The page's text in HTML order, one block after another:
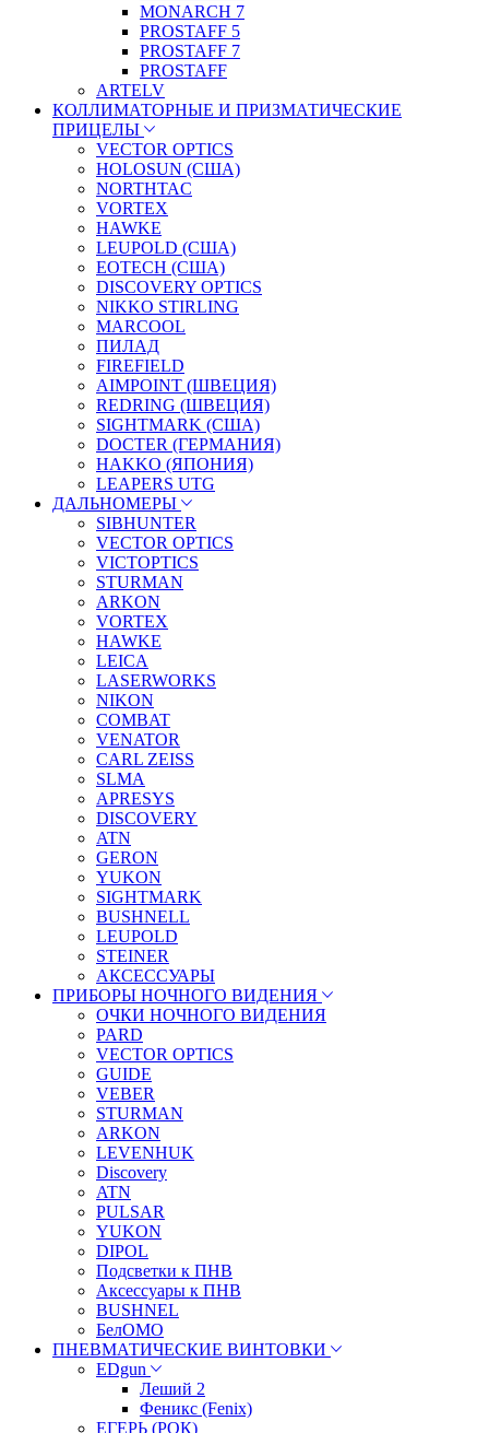
MONARCH 7
PROSTAFF 5
PROSTAFF 7
PROSTAFF
ARTELV
КОЛЛИМАТОРНЫЕ И ПРИЗМАТИЧЕСКИЕ
ПРИЦЕЛЫ
VECTOR OPTICS
HOLOSUN (США)
NORTHTAC
VORTEX
HAWKE
LEUPOLD (США)
EOTECH (США)
DISCOVERY OPTICS
NIKKO STIRLING
MARCOOL
ПИЛАД
FIREFIELD
AIMPOINT (ШВЕЦИЯ)
REDRING (ШВЕЦИЯ)
SIGHTMARK (США)
DOCTER (ГЕРМАНИЯ)
HAKKO (ЯПОНИЯ)
LEAPERS UTG
ДАЛЬНОМЕРЫ
SIBHUNTER
VECTOR OPTICS
VICTOPTICS
STURMAN
ARKON
VORTEX
HAWKE
LEICA
LASERWORKS
NIKON
COMBAT
VENATOR
CARL ZEISS
SLMA
APRESYS
DISCOVERY
ATN
GERON
YUKON
SIGHTMARK
BUSHNELL
LEUPOLD
STEINER
АКСЕССУАРЫ
ПРИБОРЫ НОЧНОГО ВИДЕНИЯ
ОЧКИ НОЧНОГО ВИДЕНИЯ
PARD
VECTOR OPTICS
GUIDE
VEBER
STURMAN
ARKON
LEVENHUK
Discovery
ATN
PULSAR
YUKON
DIPOL
Подсветки к ПНВ
Аксессуары к ПНВ
BUSHNEL
БелОМО
ПНЕВМАТИЧЕСКИЕ ВИНТОВКИ
EDgun
Леший 2
Феникс (Fenix)
ЕГЕРЬ (РОК)